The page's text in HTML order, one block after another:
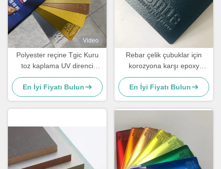
Video
Polyester reçine Tgic Kuru
toz kaplama UV direnci
Yüksek ısı dokulu
En İyi Fiyatı Bulun
Rebar çelik çubuklar için
korozyona karşı epoxy
elektrostatik toz kaplama
En İyi Fiyatı Bulun